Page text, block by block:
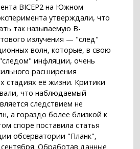
BICEP2 на Южном
утверждали, что
так называемую B-
излучения — "след"
волн, которые, в свою
инфляции, очень
расширения
стадиях её жизни. Критики
что наблюдаемый
следствием не
а гораздо более близкой к
споре поставила статья
обсерватории "Планк",
Обработав данные